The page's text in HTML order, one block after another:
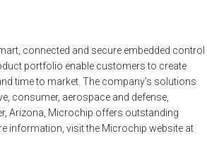
connected and secure embedded control
portfolio enable customers to create
time to market. The company’s solutions
consumer, aerospace and defense,
Arizona, Microchip offers outstanding
information, visit the Microchip website at